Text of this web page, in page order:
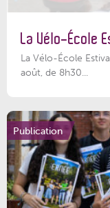
La Vélo-École
La Vélo-École
août, de 8h30...
Publication